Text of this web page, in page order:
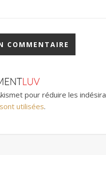
pour réduire les
utilisées.